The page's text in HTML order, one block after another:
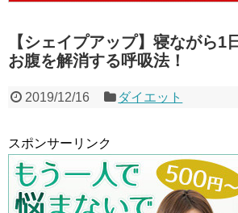
【シェイプアップ】寝ながら1
お腹を解消する呼吸法！
2019/12/16 ダイエット
スポンサーリンク